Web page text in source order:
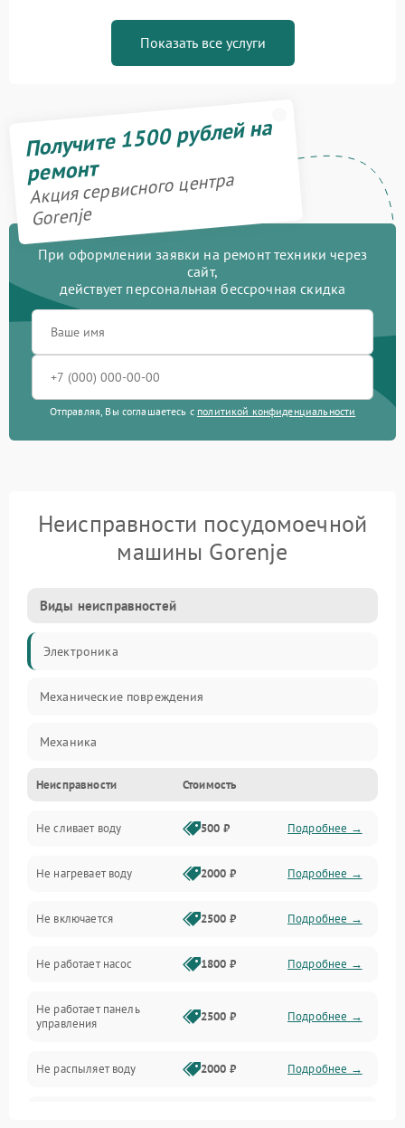
Показать все услуги
Получите 1500 рублей на
ремонт
Акция сервисного центра
Gorenje
При оформлении заявки на ремонт техники через
сайт,
действует персональная бессрочная скидка
Отправляя, Вы соглашаетесь с политикой конфиденциальности
Неисправности посудомоечной
машины Gorenje
Виды неисправностей
Электроника
Механические повреждения
Механика
Управление
Электропитание
Датчики
Нагрев
Вода
Гигиена
Программное обеспечение
Неисправности Стоимость
Не сливает воду 500 ₽ Подробнее →
Не нагревает воду 2000 ₽ Подробнее →
Не включается 2500 ₽ Подробнее →
Не работает насос 1800 ₽ Подробнее →
Не работает панель
управления
2500 ₽ Подробнее →
Не распыляет воду 2000 ₽ Подробнее →